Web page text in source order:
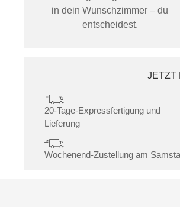
in dein Wunschzimmer – du
entscheidest.
JETZT
20-Tage-Expressfertigung und
Lieferung
Wochenend-Zustellung am